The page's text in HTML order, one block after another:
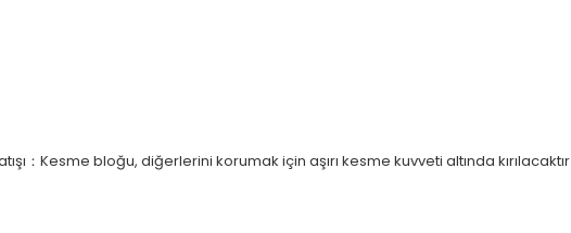
：Kesme bloğu, diğerlerini korumak için aşırı kesme kuvveti altında kırılacaktır